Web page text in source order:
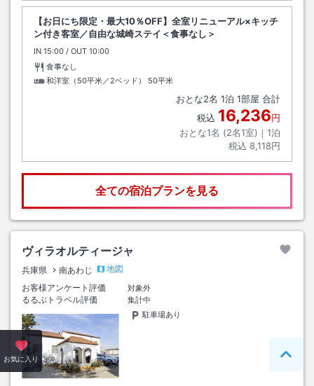
【お日にち限定・最大10％OFF】全室リニューアル×キッチ
ン付き客室／自由な城崎ステイ＜食事なし＞
IN チェックイン
15:00 / OUT チェックアウト
10:00
食事なし
和洋室（50平米／2ベッド）
50平米
おとな2名 1泊 1部屋 合計
税込 16,236円
おとな1名 (2名1室)｜ 1泊
税込 8,118円
全ての宿泊プランを見る
ヴィラオルティージャ
兵庫県 南あわじ
地図
お客様アンケート評価
対象外
るるぶトラベル評価
集計中
駐車場あり
お気に入り ペー